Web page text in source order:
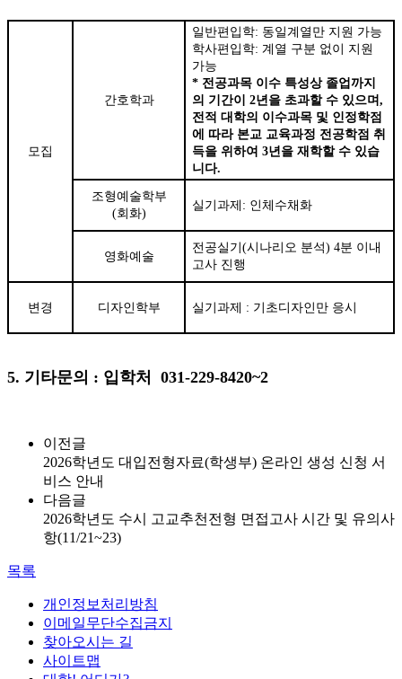
모집
간호학과
일반편입학: 동일계열만 지원 가능
학사편입학: 계열 구분 없이 지원
가능
* 전공과목 이수 특성상 졸업까지
의 기간이 2년을 초과할 수 있으며 ,
전적 대학의 이수과목 및 인정학점
에 따라 본교 교육과정 전공학점 취
득을 위하여 3년을 재학할 수 있습
니다.
조형예술학부
(회화)
실기과제 : 인체수채화
영화예술
전공실기(시나리오 분석) 4분 이내
고사 진행
변경 디자인학부 실기과제 : 기초디자인만 응시
5. 기타문의 : 입학처 031-229-8420~2
이전글
2026학년도 대입전형자료(학생부) 온라인 생성 신청 서
비스 안내
다음글
2026학년도 수시 고교추천전형 면접고사 시간 및 유의사
항(11/21~23)
목록
개인정보처리방침
이메일무단수집금지
찾아오시는 길
사이트맵